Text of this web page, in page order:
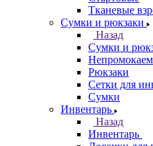
Тканевые
Сумки и рюкзаки
Назад
Сумки и
Рюкзаки
Сетки для
Сумки
Инвентарь
Назад
Инвентарь